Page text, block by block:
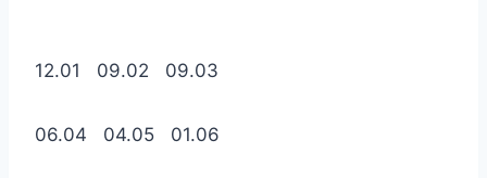
12.01 09.02 09.03
06.04 04.05 01.06